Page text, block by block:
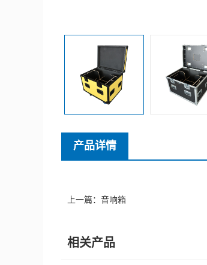
产品详情
上一篇： 音响箱
相关产品